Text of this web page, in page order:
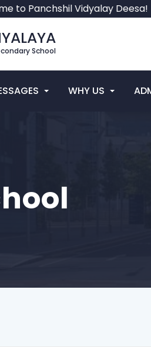
to Panchshil Vidyalay Deesa!
School
WHY US